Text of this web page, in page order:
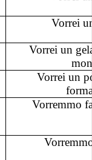
Vorrei
Vorrei un
Vorrei un
Vorremmo